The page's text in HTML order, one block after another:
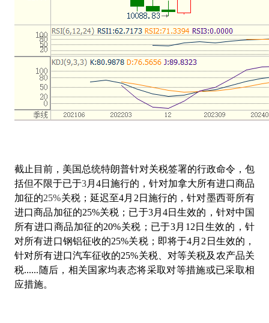
截止目前，美国总统特朗普针对关税签署的行政命令，包
括但不限于已于3月 4日施行的，针对加拿大所有进口商品
加征的25%关税；延迟至4月 2日施行的，针对墨西哥所有
进口商品加征的25%关税；已于3月 4日生效的，针对中国
所有进口商品加征的20%关税；已于3月 12日生效的，针
对所有进口钢铝征收的25%关税；即将于4月2 日生效的，
针对所有进口汽车征收的25%关税、对等关税及农产品关
税...... 随后，相关国家均表态将采取对等措施或已采取相
应措施。